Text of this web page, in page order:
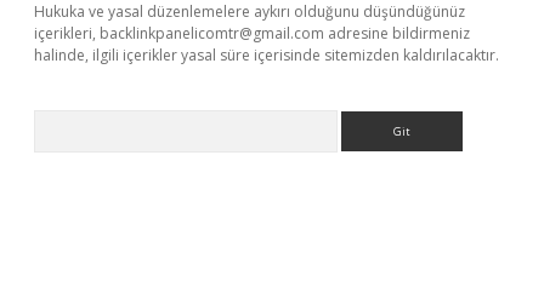
Hukuka ve yasal düzenlemelere aykırı olduğunu düşündüğünüz
içerikleri, backlinkpanelicomtr@gmail.com adresine bildirmeniz
halinde, ilgili içerikler yasal süre içerisinde sitemizden kaldırılacaktır.